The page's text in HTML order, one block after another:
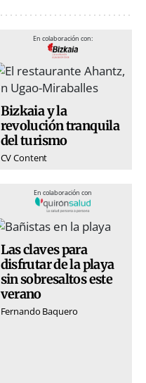
En colaboración con:
Bizkaia y la
revolución tranquila
del turismo
CV Content
En colaboración con
Las claves para
disfrutar de la playa
sin sobresaltos este
verano
Fernando Baquero